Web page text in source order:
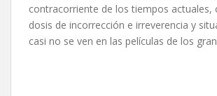
contracorriente de los tiempos actuales,
dosis de incorrección e irreverencia y
casi no se ven en las películas de los